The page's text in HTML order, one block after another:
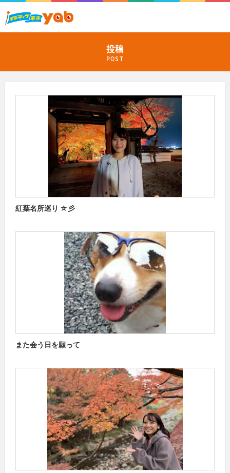
投稿
POST
紅葉名所巡り ☆彡
また会う日を願って